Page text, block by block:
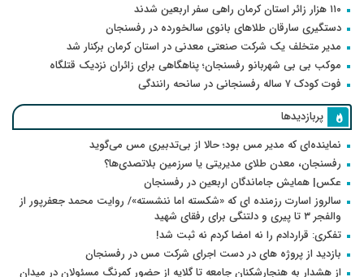
۱۱۰ هزار زائر استان کرمان راهی سفر اربعین شدند
دستگیری سارقان طلاهای بانوی سالخورده در رفسنجان
مدیر متخلف یک شرکت صنعتی معدنی در استان کرمان برکنار شد
موکب بی بی شهربانو رفسنجان؛ پناهگاهی برای زائران نزدیک قتلگاه
فوت کودک ۷ ساله رفسنجانی در سانحه رانندگی
پربازدیدها
نماینده‌ای که مدیر مس بود؛ حالا از بی‌تدبیری مس می‌گوید
رفسنجان، معدن طلای مدیریتی یا سرزمین بلاتصدی‌ها؟
عکس| همایش جاماندگان اربعین در رفسنجان
سالروز اسارت رزمنده ای که «شکسته اما ننشسته»/ روایت محمد جعفرپور از
والفجر ۳ تا پیری و دلتنگی برای رفقای شهید
تفکری: قراردادم را نه امضا کردم نه ثبت شد!
بازدید از پروژه های در دست اجرای شرکت مس در رفسنجان
از هشدار به هنجارشکنان جامعه تا گلایه از حضور کمرنگ مسئولان در میدان